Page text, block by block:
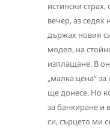
истински
вечер, аз седях
държах новия
модел, на
изплащане. В
„малка цена“
ще донесе. Но
за банкиране и
си, сърцето ми